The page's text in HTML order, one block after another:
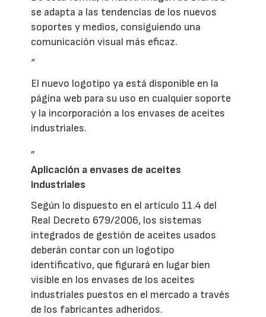
se adapta a las tendencias de los nuevos
soportes y medios, consiguiendo una
comunicación visual más eficaz.
“
El nuevo logotipo ya está disponible en la
página web para su uso en cualquier soporte
y la incorporación a los envases de aceites
industriales.
„
Aplicación a envases de aceites
industriales
Según lo dispuesto en el artículo 11.4 del
Real Decreto 679/2006, los sistemas
integrados de gestión de aceites usados
deberán contar con un logotipo
identificativo, que figurará en lugar bien
visible en los envases de los aceites
industriales puestos en el mercado a través
de los fabricantes adheridos.